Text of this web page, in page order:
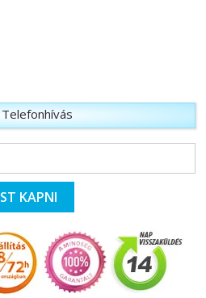
Telefonhívás
KAPNI